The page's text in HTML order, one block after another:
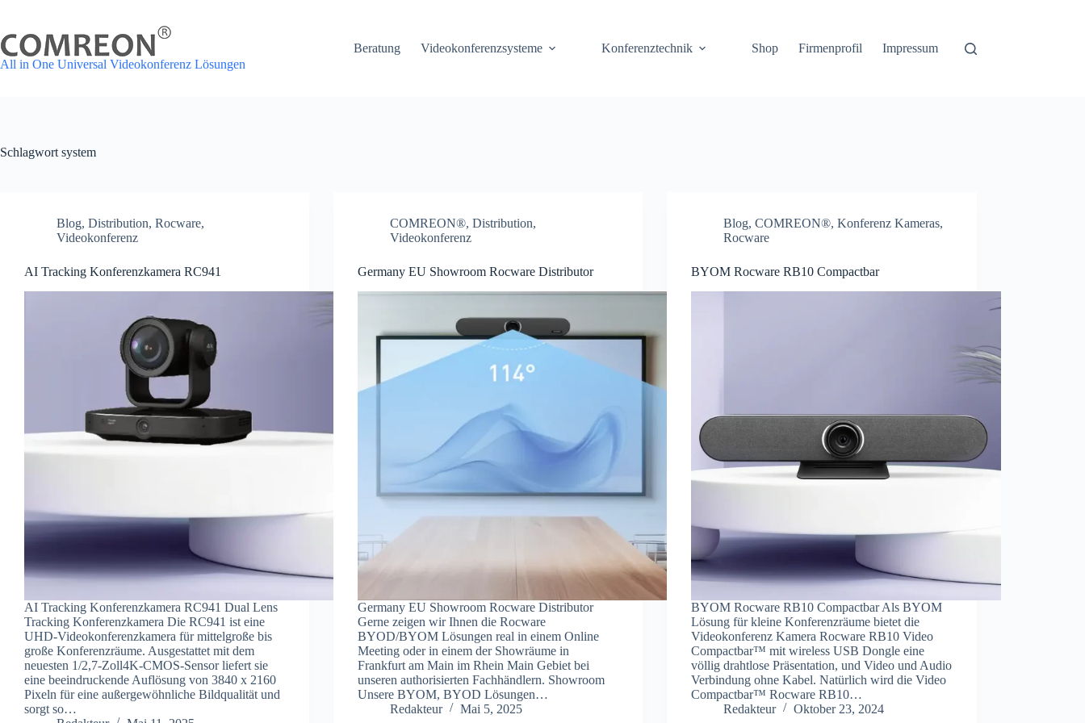
springen
All in One Universal Videokonferenz Lösungen
Beratung Videokonferenzsysteme Konferenztechnik Shop Firmenprofil Impressum
Schlagwort system
Blog, Distribution, Rocware,
Videokonferenz
AI Tracking Konferenzkamera RC941
AI Tracking Konferenzkamera RC941 Dual Lens
Tracking Konferenzkamera Die RC941 ist eine
UHD-Videokonferenzkamera für mittelgroße bis
große Konferenzräume. Ausgestattet mit dem
neuesten 1/2,7-Zoll4K-CMOS-Sensor liefert sie
eine beeindruckende Auflösung von 3840 x 2160
Pixeln für eine außergewöhnliche Bildqualität und
sorgt so…
COMREON®,Distribution,
Videokonferenz
Germany EU Showroom Rocware Distributor
Germany EU Showroom Rocware Distributor
Gerne zeigen wir Ihnen die Rocware
BYOD/BYOM Lösungen real in einem Online
Meeting oder in einem der Showräume in
Frankfurt am Main im Rhein Main Gebiet bei
unseren authorisierten Fachhändlern. Showroom
Unsere BYOM, BYOD Lösungen…
Redakteur
Mai 5, 2025
Blog,COMREON®,Konferenz Kameras,
Rocware
BYOM Rocware RB10 Compactbar
BYOM Rocware RB10 Compactbar Als BYOM
Lösung für kleine Konferenzräume bietet die
Videokonferenz Kamera Rocware RB10 Video
Compactbar™ mit wireless USB Dongle eine
völlig drahtlose Präsentation, und Video und Audio
Verbindung ohne Kabel. Natürlich wird die Video
Compactbar™ Rocware RB10…
Redakteur
Oktober 23, 2024